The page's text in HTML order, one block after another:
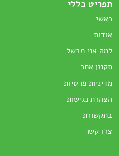
תפריט כללי
ראשי
אודות
למה אני מבשל
תקנון אתר
מדיניות פרטיות
הצהרת נגישות
בתקשורת
צרו קשר